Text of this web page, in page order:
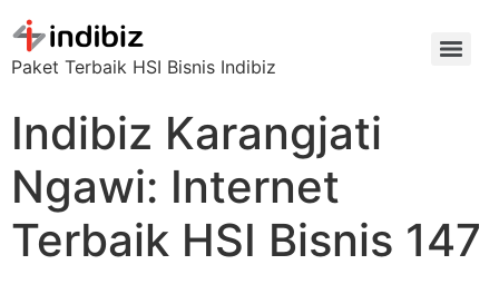
Paket Terbaik HSI Bisnis Indibiz
Indibiz Karangjati
Ngawi: Internet
Terbaik HSI Bisnis 147